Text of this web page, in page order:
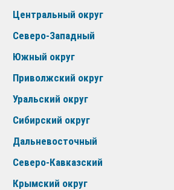
Центральный округ
Северо-Западный
Южный округ
Приволжский округ
Уральский округ
Сибирский округ
Дальневосточный
Северо-Кавказский
Крымский округ